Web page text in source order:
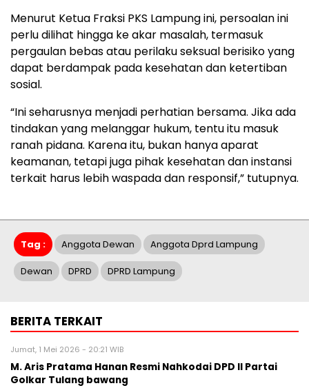
Menurut Ketua Fraksi PKS Lampung ini, persoalan ini
perlu dilihat hingga ke akar masalah, termasuk
pergaulan bebas atau perilaku seksual berisiko yang
dapat berdampak pada kesehatan dan ketertiban
sosial.
“Ini seharusnya menjadi perhatian bersama. Jika ada
tindakan yang melanggar hukum, tentu itu masuk
ranah pidana. Karena itu, bukan hanya aparat
keamanan, tetapi juga pihak kesehatan dan instansi
terkait harus lebih waspada dan responsif,” tutupnya.
Tag : Anggota Dewan Anggota Dprd Lampung
Dewan DPRD DPRD Lampung
BERITA TERKAIT
Jumat, 1 Mei 2026 - 20:21 WIB
M. Aris Pratama Hanan Resmi Nahkodai DPD II Partai
Golkar Tulang bawang